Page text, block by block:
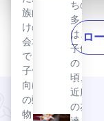
探索開始
エルギン・
ちの
多く
は、
子供
の
頃、
近所
の友
いた
ステ
ー
キ、
口の
中で
とろ
ける
族向
けの
会場
で、
子供
向け
の動
物と
ロ